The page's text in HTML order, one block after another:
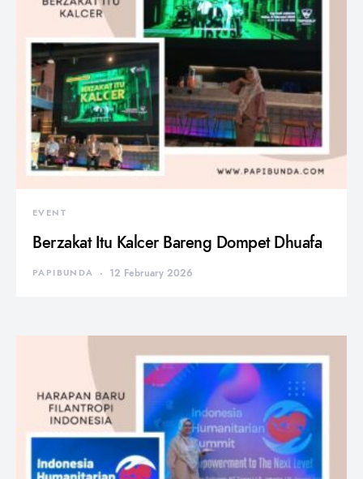
EVENT
Berzakat Itu Kalcer Bareng Dompet Dhuafa
PAPIBUNDA 12 February 2026